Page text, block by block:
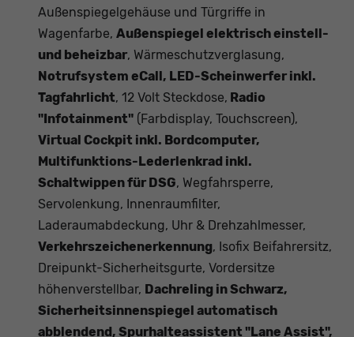
Außenspiegelgehäuse und Türgriffe in
Wagenfarbe, Außenspiegel elektrisch einstell-
und beheizbar, Wärmeschutzverglasung,
Notrufsystem eCall, LED-Scheinwerfer inkl.
Tagfahrlicht, 12 Volt Steckdose, Radio
"Infotainment" (Farbdisplay, Touchscreen),
Virtual Cockpit inkl. Bordcomputer,
Multifunktions-Lederlenkrad inkl.
Schaltwippen für DSG, Wegfahrsperre,
Servolenkung, Innenraumfilter,
Laderaumabdeckung, Uhr & Drehzahlmesser,
Verkehrszeichenerkennung, Isofix Beifahrersitz,
Dreipunkt-Sicherheitsgurte, Vordersitze
höhenverstellbar, Dachreling in Schwarz,
Sicherheitsinnenspiegel automatisch
abblendend, Spurhalteassistent "Lane Assist",